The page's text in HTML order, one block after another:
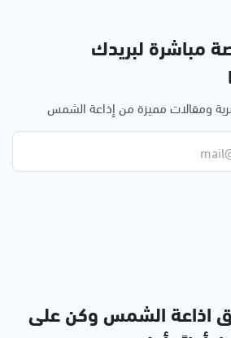
مباشرة لبريدك
ومقالات مميزة من إذاعة الشمس
اذاعة الشمس وكن على